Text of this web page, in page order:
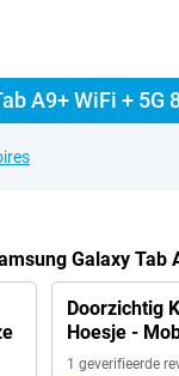
A9+ WiFi + 5G
Galaxy Tab
Doorzichtig
Hoesje -
1 geverifieerde